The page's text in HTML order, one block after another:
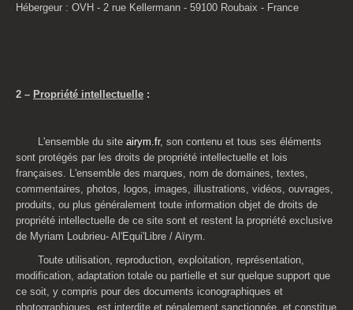
Hébergeur : OVH - 2 rue Kellermann - 59100 Roubaix - France
2 – Propriété intellectuelle :
L'ensemble du site airym.fr, son contenu et tous ses éléments
sont protégés par les droits de propriété intellectuelle et lois
françaises. L'ensemble des marques, nom de domaines, textes,
commentaires, photos, logos, images, illustrations, vidéos, ouvrages,
produits, ou plus généralement toute information objet de droits de
propriété intellectuelle de ce site sont et restent la propriété exclusive
de Myriam
Loubrieu- Al'Equi'Libre / Aïrym.
Toute utilisation, reproduction, exploitation, représentation,
modification, adaptation totale ou partielle et sur quelque support que
ce soit, y compris pour des documents iconographiques et
photographiques, est interdite et pénalement sanctionnée, et constitue